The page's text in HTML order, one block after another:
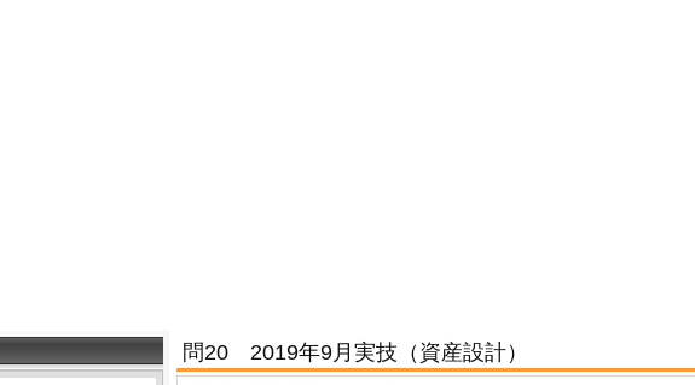
問20 2019年9月実技（資産設計）